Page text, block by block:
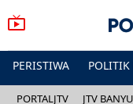
PERISTIWA
PORTALJTV JTV